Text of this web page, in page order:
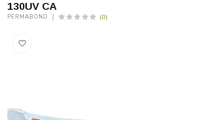
130UV CA
PERMABOND (0)